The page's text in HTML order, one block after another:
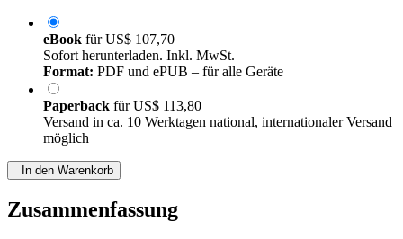
eBook fürUS$ 107,70
Sofort herunterladen. Inkl. MwSt.
Format: PDF und ePUB – für alle Geräte
Paperback fürUS$ 113,80
Versand in ca. 10 Werktagen national, internationaler Versand
möglich
In den Warenkorb
Zusammenfassung